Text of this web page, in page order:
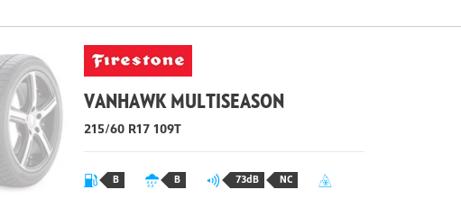
VANHAWK MULTISEASON
215/60 R17 109T
B B 73dB NC